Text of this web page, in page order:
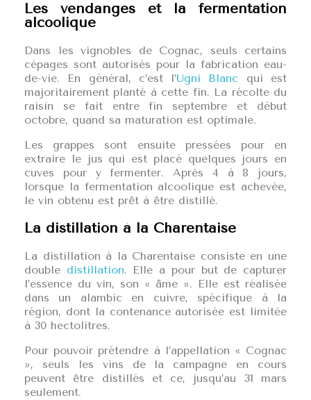
Les vendanges et la fermentation
alcoolique
Dans les vignobles de Cognac, seuls certains
cépages sont autorisés pour la fabrication eau-
de-vie. En général, c’est l’Ugni Blanc qui est
majoritairement planté à cette fin. La récolte du
raisin se fait entre fin septembre et début
octobre, quand sa maturation est optimale.
Les grappes sont ensuite pressées pour en
extraire le jus qui est placé quelques jours en
cuves pour y fermenter. Après 4 à 8 jours,
lorsque la fermentation alcoolique est achevée,
le vin obtenu est prêt à être distillé.
La distillation à la Charentaise
La distillation à la Charentaise consiste en une
double distillation. Elle a pour but de capturer
l’essence du vin, son « âme ». Elle est réalisée
dans un alambic en cuivre, spécifique à la
région, dont la contenance autorisée est limitée
à 30 hectolitres.
Pour pouvoir prétendre à l’appellation « Cognac
», seuls les vins de la campagne en cours
peuvent être distillés et ce, jusqu’au 31 mars
seulement.